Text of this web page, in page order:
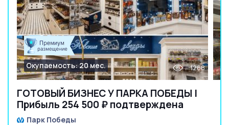
ГОТОВЫЙ БИЗНЕС У ПАРКА ПОБЕДЫ |
Прибыль 254 500 ₽ подтверждена
Окупаемость: 20 мес. 1268
Парк Победы